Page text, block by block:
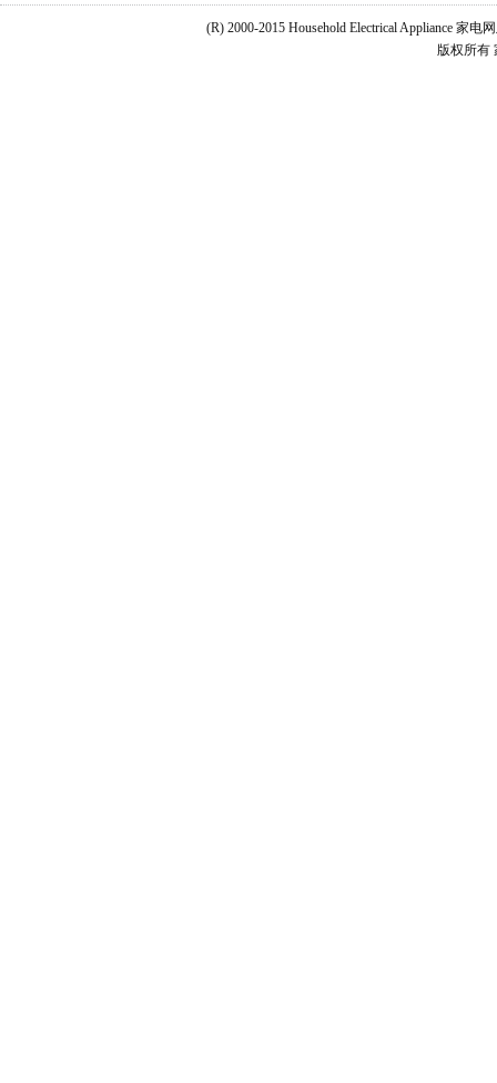
(R) 2000-2015 Household Electrical Appliance 家电
版权所有